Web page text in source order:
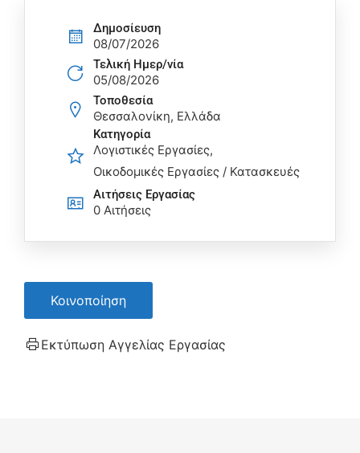
Δημοσίευση
08/07/2026
Τελική Ημερ/νία
05/08/2026
Τοποθεσία
Θεσσαλονίκη, Ελλάδα
Κατηγορία
Λογιστικές Εργασίες
Οικοδομικές Εργασίες / Κατασκευές
Αιτήσεις Eργασίας
0 Αιτήσεις
Κοινοποίηση
Εκτύπωση Αγγελίας Εργασίας